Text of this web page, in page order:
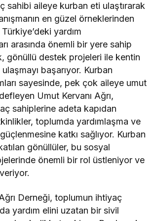
sahibi aileye kurban eti ulaştırarak
en güzel örneklerinden
yardım
arasında önemli bir yere sahip
gönüllü destek projeleri ile kentin
başarıyor. Kurban
sayesinde, pek çok aileye umut
Umut Kervanı Ağrı,
sahiplerine adeta kapıdan
toplumda yardımlaşma ve
katkı sağlıyor. Kurban
gönüllüler, bu sosyal
önemli bir rol üstleniyor ve
Derneği, toplumun ihtiyaç
yardım elini uzatan bir sivil